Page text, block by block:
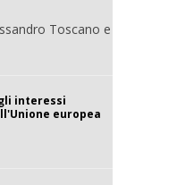
Toscano e
interessi
europea